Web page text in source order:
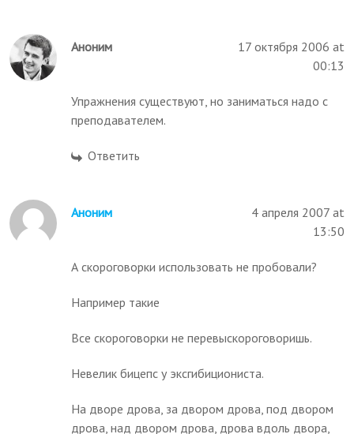
Аноним
17 октября 2006 at
00:13
Упражнения существуют, но заниматься надо с
преподавателем.
Ответить
Аноним
4 апреля 2007 at
13:50
А скороговорки использовать не пробовали?
Например такие
Все скороговорки не перевыскороговоришь.
Невелик бицепс у эксгибициониста.
На дворе дрова, за двором дрова, под двором
дрова, над двором дрова, дрова вдоль двора,